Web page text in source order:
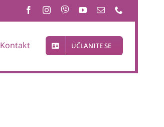
Kontakt UČLANITE SE